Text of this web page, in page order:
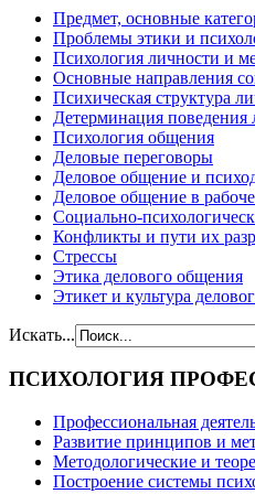
Предмет, основные
Проблемы этики и
Психология личности и
Основные направления
Психическая структура
Детерминация
Психология общения
Деловые переговоры
Деловое общение и
Деловое общение в
Cоциально-
Конфликты и пути их
Стрессы
Этика делового общения
Этикет и культура
Искать...
ПСИХОЛОГИЯ
Профессиональная
Развитие принципов и
Методологические и
Построение системы